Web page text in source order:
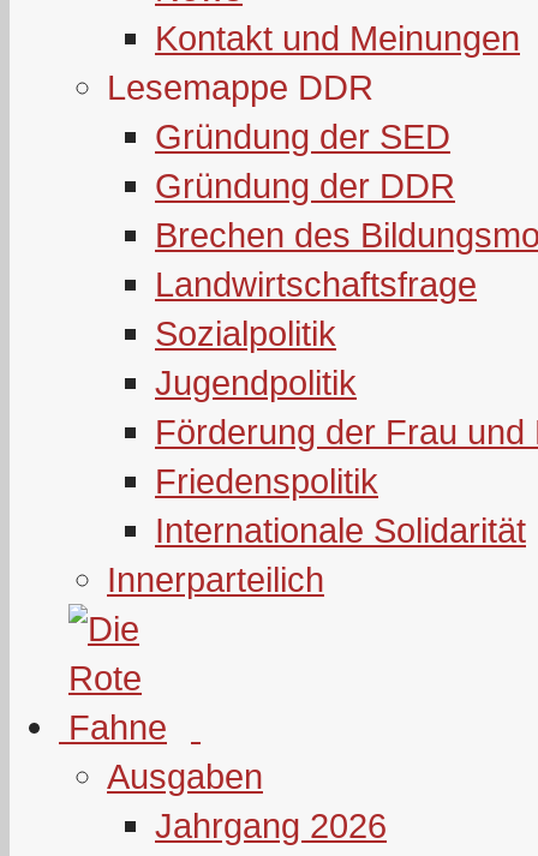
Kontakt und Meinungen
Lesemappe DDR
Gründung der SED
Gründung der DDR
Brechen des
Landwirtschaftsfrage
Sozialpolitik
Jugendpolitik
Förderung der Frau und
Friedenspolitik
Internationale Solidarität
Innerparteilich
Ausgaben
Jahrgang 2026